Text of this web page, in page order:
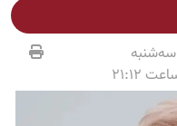
سه‌شنبه